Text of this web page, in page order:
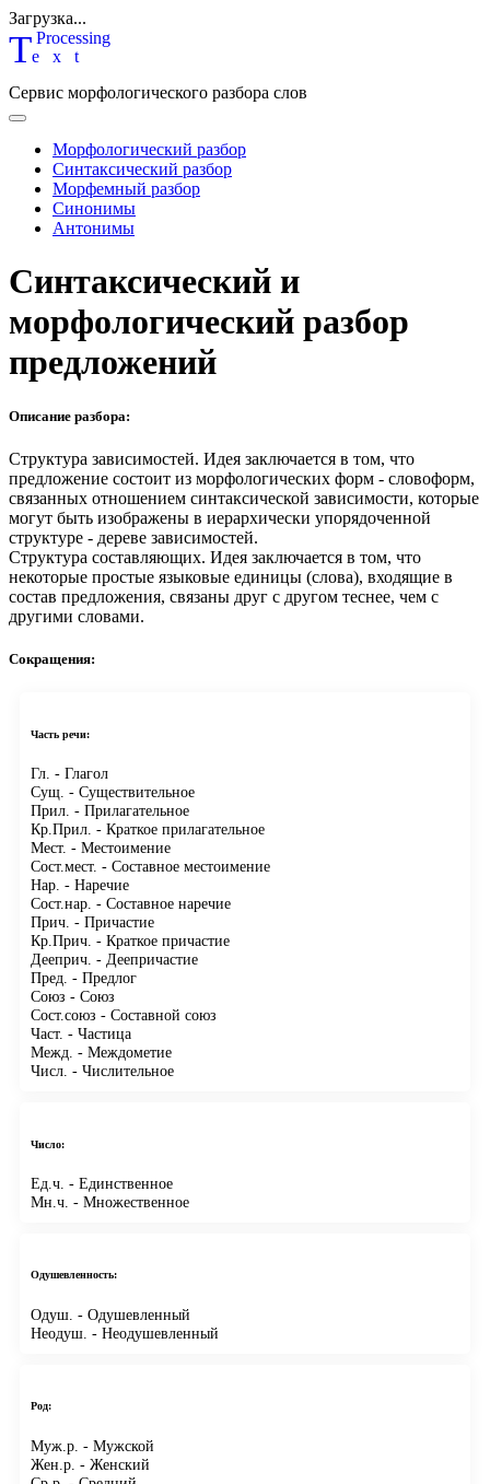
Загрузка...
Text
Processing
Сервис морфологического разбора слов
Морфологический разбор
Синтаксический разбор
Морфемный разбор
Синонимы
Антонимы
Синтаксический и
морфологический разбор
предложений
Описание разбора:
Структура зависимостей. Идея заключается в том, что
предложение состоит из морфологических форм - словоформ,
связанных отношением синтаксической зависимости, которые
могут быть изображены в иерархически упорядоченной
структуре - дереве зависимостей.
Структура составляющих. Идея заключается в том, что
некоторые простые языковые единицы (слова), входящие в
состав предложения, связаны друг с другом теснее, чем с
другими словами.
Сокращения:
Часть речи:
Гл. - Глагол
Сущ. - Существительное
Прил. - Прилагательное
Кр.Прил. - Краткое прилагательное
Мест. - Местоимение
Сост.мест. - Составное местоимение
Нар. - Наречие
Сост.нар. - Составное наречие
Прич. - Причастие
Кр.Прич. - Краткое причастие
Дееприч. - Деепричастие
Пред. - Предлог
Союз - Союз
Сост.союз - Составной союз
Част. - Частица
Межд. - Междометие
Числ. - Числительное
Число:
Ед.ч. - Единственное
Мн.ч. - Множественное
Одушевленность:
Одуш. - Одушевленный
Неодуш. - Неодушевленный
Род:
Муж.р. - Мужской
Жен.р. - Женский